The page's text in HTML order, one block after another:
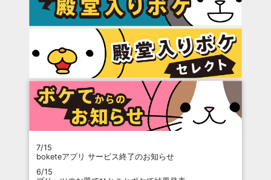
7/15
boketeアプリ サービス終了のお知らせ
6/15